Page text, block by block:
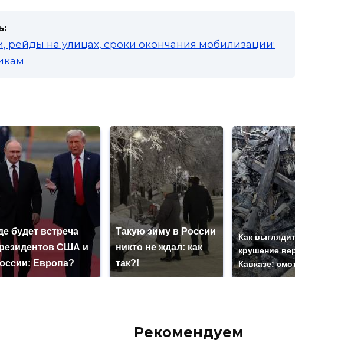
рейды на улицах, сроки окончания мобилизации:
будет встреча
США и
Европа?
Такую зиму в России
никто не ждал: как
так?!
Как выглядит место
крушение вертолета на
Кавказе: смотреть
Рекомендуем